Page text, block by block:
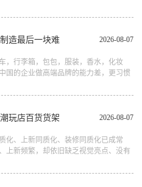
2026-08-07
造最后一块难
行李箱，包包，服装，香水，化妆
的企业做高端品牌的能力差，更习惯
2026-08-07
玩店百货货架
、上新同质化、装修同质化已成常
上新频繁，却依旧缺乏视觉亮点、没有